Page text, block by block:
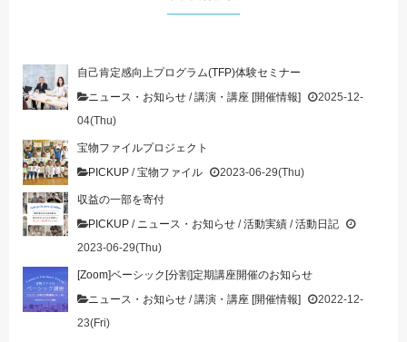
自己肯定感向上プログラム(TFP)体験セミナー
ニュース・お知らせ /講演・講座 [開催情報]
2025-12-
04(Thu)
宝物ファイルプロジェクト
PICKUP /宝物ファイル 2023-06-29(Thu)
収益の一部を寄付
PICKUP / ニュース・お知らせ /活動実績 /活動日記
2023-06-29(Thu)
[Zoom]ベーシック[分割]定期講座開催のお知らせ
ニュース・お知らせ /講演・講座 [開催情報]
2022-12-
23(Fri)